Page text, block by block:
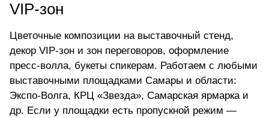
VIP-зон
Цветочные композиции на выставочный стенд,
декор VIP-зон и зон переговоров, оформление
пресс-волла, букеты спикерам. Работаем с любыми
выставочными площадками Самары и области:
Экспо-Волга, КРЦ «Звезда», Самарская ярмарка и
др. Если у площадки есть пропускной режим —